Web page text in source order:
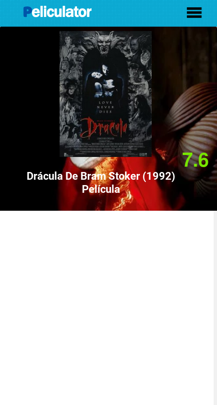
Drácula De Bram Stoker (1992)
Película
7.6